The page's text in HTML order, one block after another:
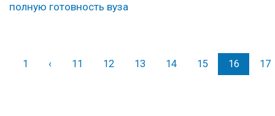
полную готовность вуза
1 ‹Назад
11 12 13 14 15 16 17